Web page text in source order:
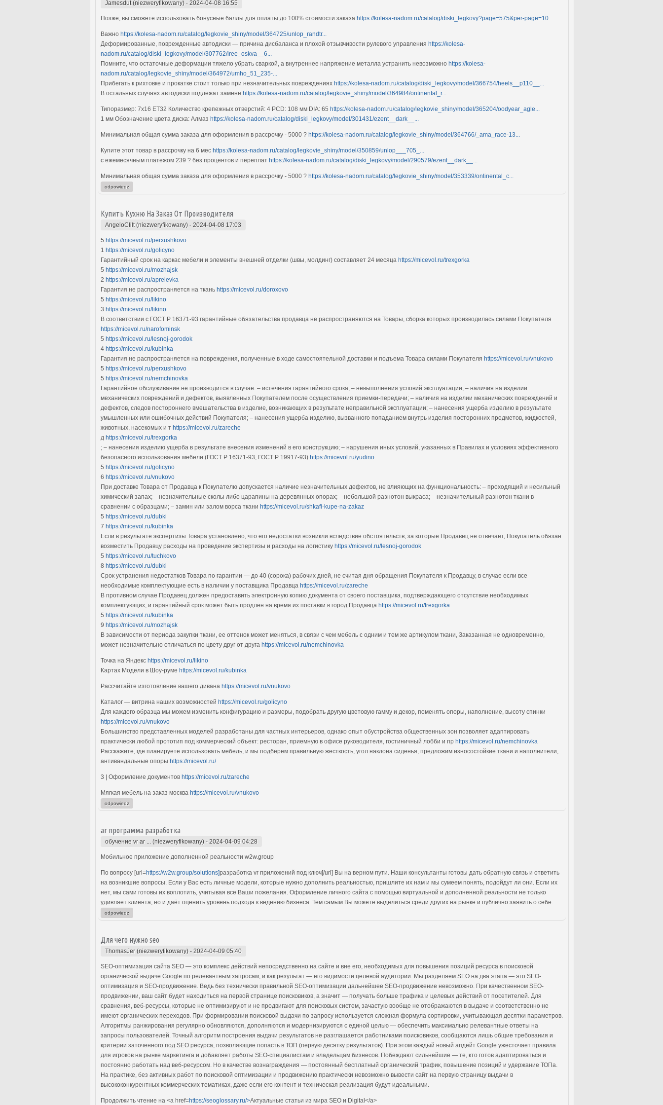
Jamesdut (niezweryfikowany) - 2024-04-08 16:55
Позже, вы сможете использовать бонусные баллы для оплаты до 100% стоимости заказа https://kolesa-nadom.ru/catalog/diski_legkovy?page=575&per-page=10
Важно https://kolesa-nadom.ru/catalog/legkovie_shiny/model/364725/unlop_randtr...
Деформированные, поврежденные автодиски — причина дисбаланса и плохой отзывчивости рулевого управления https://kolesa-
nadom.ru/catalog/diski_legkovy/model/307762/iree_oskva__6...
Помните, что остаточные деформации тяжело убрать сваркой, а внутреннее напряжение металла устранить невозможно https://kolesa-
nadom.ru/catalog/legkovie_shiny/model/364972/umho_51_235-...
Прибегать к рихтовке и прокатке стоит только при незначительных повреждениях https://kolesa-nadom.ru/catalog/diski_legkovy/model/366754/heels__p110__...
В остальных случаях автодиски подлежат замене https://kolesa-nadom.ru/catalog/legkovie_shiny/model/364984/ontinental_r...
Типоразмер: 7x16 ET32 Количество крепежных отверстий: 4 PCD: 108 мм DIA: 65 https://kolesa-nadom.ru/catalog/legkovie_shiny/model/365204/oodyear_agle...
1 мм Обозначение цвета диска: Алмаз https://kolesa-nadom.ru/catalog/diski_legkovy/model/301431/ezent__dark__...
Минимальная общая сумма заказа для оформления в рассрочку - 5000 ? https://kolesa-nadom.ru/catalog/legkovie_shiny/model/364766/_ama_race-13...
Купите этот товар в рассрочку на 6 мес https://kolesa-nadom.ru/catalog/legkovie_shiny/model/350859/unlop___705_...
с ежемесячным платежом 239 ? без процентов и переплат https://kolesa-nadom.ru/catalog/diski_legkovy/model/290579/ezent__dark__...
Минимальная общая сумма заказа для оформления в рассрочку - 5000 ? https://kolesa-nadom.ru/catalog/legkovie_shiny/model/353339/ontinental_c...
odpowiedz
Купить Кухню На Заказ От Производителя
AngeloClilt (niezweryfikowany) - 2024-04-08 17:03
5 https://micevol.ru/perxushkovo
1 https://micevol.ru/golicyno
Гарантийный срок на каркас мебели и элементы внешней отделки (швы, молдинг) составляет 24 месяца https://micevol.ru/trexgorka
5 https://micevol.ru/mozhajsk
2 https://micevol.ru/aprelevka
Гарантия не распространяется на ткань https://micevol.ru/doroxovo
5 https://micevol.ru/likino
3 https://micevol.ru/likino
В соответствии с ГОСТ Р 16371-93 гарантийные обязательства продавца не распространяются на Товары, сборка которых производилась силами Покупателя
https://micevol.ru/narofominsk
5 https://micevol.ru/lesnoj-gorodok
4 https://micevol.ru/kubinka
Гарантия не распространяется на повреждения, полученные в ходе самостоятельной доставки и подъема Товара силами Покупателя https://micevol.ru/vnukovo
5 https://micevol.ru/perxushkovo
5 https://micevol.ru/nemchinovka
Гарантийное обслуживание не производится в случае: – истечения гарантийного срока; – невыполнения условий эксплуатации; – наличия на изделии
механических повреждений и дефектов, выявленных Покупателем после осуществления приемки-передачи; – наличия на изделии механических повреждений и
дефектов, следов постороннего вмешательства в изделие, возникающих в результате неправильной эксплуатации; – нанесения ущерба изделию в результате
умышленных или ошибочных действий Покупателя; – нанесения ущерба изделию, вызванного попаданием внутрь изделия посторонних предметов, жидкостей,
животных, насекомых и т https://micevol.ru/zareche
д https://micevol.ru/trexgorka
; – нанесения изделию ущерба в результате внесения изменений в его конструкцию; – нарушения иных условий, указанных в Правилах и условиях эффективного
безопасного использования мебели (ГОСТ Р 16371-93, ГОСТ Р 19917-93) https://micevol.ru/yudino
5 https://micevol.ru/golicyno
6 https://micevol.ru/vnukovo
При доставке Товара от Продавца к Покупателю допускается наличие незначительных дефектов, не влияющих на функциональность: – проходящий и несильный
химический запах; – незначительные сколы либо царапины на деревянных опорах; – небольшой разнотон выкраса; – незначительный разнотон ткани в
сравнении с образцами; – замин или залом ворса ткани https://micevol.ru/shkafi-kupe-na-zakaz
5 https://micevol.ru/dubki
7 https://micevol.ru/kubinka
Если в результате экспертизы Товара установлено, что его недостатки возникли вследствие обстоятельств, за которые Продавец не отвечает, Покупатель обязан
возместить Продавцу расходы на проведение экспертизы и расходы на логистику https://micevol.ru/lesnoj-gorodok
5 https://micevol.ru/tuchkovo
8 https://micevol.ru/dubki
Срок устранения недостатков Товара по гарантии — до 40 (сорока) рабочих дней, не считая дня обращения Покупателя к Продавцу, в случае если все
необходимые комплектующие есть в наличии у поставщика Продавца https://micevol.ru/zareche
В противном случае Продавец должен предоставить электронную копию документа от своего поставщика, подтверждающего отсутствие необходимых
комплектующих, и гарантийный срок может быть продлен на время их поставки в город Продавца https://micevol.ru/trexgorka
5 https://micevol.ru/kubinka
9 https://micevol.ru/mozhajsk
В зависимости от периода закупки ткани, ее оттенок может меняться, в связи с чем мебель с одним и тем же артикулом ткани, Заказанная не одновременно,
может незначительно отличаться по цвету друг от друга https://micevol.ru/nemchinovka
Точка на Яндекс https://micevol.ru/likino
Картах Модели в Шоу-руме https://micevol.ru/kubinka
Рассчитайте изготовление вашего дивана https://micevol.ru/vnukovo
Каталог — витрина наших возможностей https://micevol.ru/golicyno
Для каждого образца мы можем изменить конфигурацию и размеры, подобрать другую цветовую гамму и декор, поменять опоры, наполнение, высоту спинки
https://micevol.ru/vnukovo
Большинство представленных моделей разработаны для частных интерьеров, однако опыт обустройства общественных зон позволяет адаптировать
практически любой прототип под коммерческий объект: ресторан, приемную в офисе руководителя, гостиничный лобби и пр https://micevol.ru/nemchinovka
Расскажите, где планируете использовать мебель, и мы подберем правильную жесткость, угол наклона сиденья, предложим износостойкие ткани и наполнители,
антивандальные опоры https://micevol.ru/
3 | Оформление документов https://micevol.ru/zareche
Мягкая мебель на заказ москва https://micevol.ru/vnukovo
odpowiedz
ar программа разработка
обучение vr ar ... (niezweryfikowany) - 2024-04-09 04:28
Мобильное приложение дополненной реальности w2w.group
По вопросу [url=https://w2w.group/solutions]разработка vr приложений под ключ[/url] Вы на верном пути. Наши консультанты готовы дать обратную связь и ответить
на возникшие вопросы. Если у Вас есть личные модели, которые нужно дополнить реальностью, пришлите их нам и мы сумеем понять, подойдут ли они. Если их
нет, мы сами готовы их воплотить, учитывая все Ваши пожелания. Оформление личного сайта с помощью виртуальной и дополненной реальности не только
удивляет клиента, но и даёт оценить уровень подхода к ведению бизнеса. Тем самым Вы можете выделиться среди других на рынке и публично заявить о себе.
odpowiedz
Для чего нужно seo
ThomasJer (niezweryfikowany) - 2024-04-09 05:40
SEO-оптимизация сайта SEO — это комплекс действий непосредственно на сайте и вне его, необходимых для повышения позиций ресурса в поисковой
органической выдаче Google по релевантным запросам, и как результат — его видимости целевой аудитории. Мы разделяем SEO на два этапа — это SEO-
оптимизация и SEO-продвижение. Ведь без технически правильной SEO-оптимизации дальнейшее SEO-продвижение невозможно. При качественном SEO-
продвижении, ваш сайт будет находиться на первой странице поисковиков, а значит — получать больше трафика и целевых действий от посетителей. Для
сравнения, веб-ресурсы, которые не оптимизируют и не продвигают для поисковых систем, зачастую вообще не отображаются в выдаче и соответственно не
имеют органических переходов. При формировании поисковой выдачи по запросу используется сложная формула сортировки, учитывающая десятки параметров.
Алгоритмы ранжирования регулярно обновляются, дополняются и модернизируются с единой целью — обеспечить максимально релевантные ответы на
запросы пользователей. Точный алгоритм построения выдачи результатов не разглашается работниками поисковиков, сообщаются лишь общие требования и
критерии заточенного под SEO ресурса, позволяющие попасть в ТОП (первую десятку результатов). При этом каждый новый апдейт Google ужесточает правила
для игроков на рынке маркетинга и добавляет работы SEO-специалистам и владельцам бизнесов. Побеждают сильнейшие — те, кто готов адаптироваться и
постоянно работать над веб-ресурсом. Но в качестве вознаграждения — постоянный бесплатный органический трафик, повышение позиций и удержание ТОПа.
На практике, без активных работ по поисковой оптимизации и продвижению практически невозможно вывести сайт на первую страницу выдачи в
высококонкурентных коммерческих тематиках, даже если его контент и техническая реализация будут идеальными.
Продолжить чтение на <a href=https://seoglossary.ru/>Актуальные статьи из мира SEO и Digital</a>